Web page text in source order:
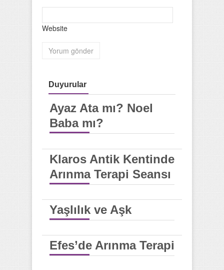
Website
Duyurular
Ayaz Ata mı? Noel
Baba mı?
Klaros Antik Kentinde
Arınma Terapi Seansı
Yaşlılık ve Aşk
Efes’de Arınma Terapi